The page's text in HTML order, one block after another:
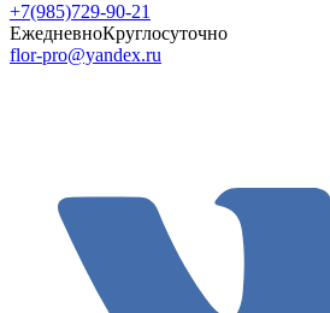
+7(985)729-90-21
ЕжедневноКруглосуточно
flor-pro@yandex.ru